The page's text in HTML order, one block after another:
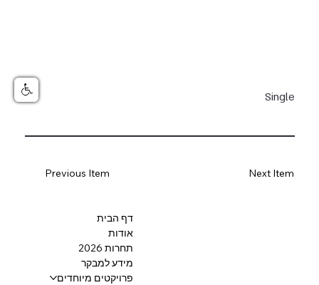
Single
Next Item
Previous Item
דף הבית
אודות
תחרות 2026
מידע למבקר
פרויקטים מיוחדים